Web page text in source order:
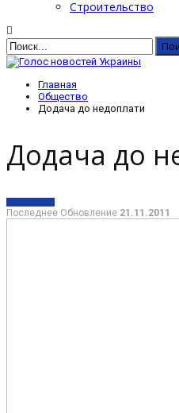
Строительство
Главная
Общество
Додача до недоплати
Додача до
Последнее Обновление 21.11.2011